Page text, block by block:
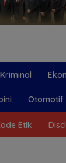
Otomotif
Etik